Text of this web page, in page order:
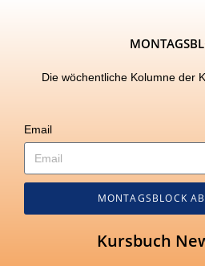
Die wöchentliche Kolumne der
Email
MONTAGSBLOCK
Kursbuch